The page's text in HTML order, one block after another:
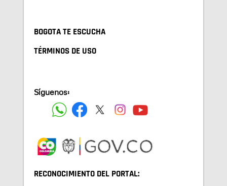
BOGOTA TE ESCUCHA
TÉRMINOS DE USO
Síguenos:
RECONOCIMIENTO DEL PORTAL: